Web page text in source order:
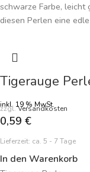
schwarze Farbe, leicht
diesen Perlen eine
Schmuckherstellung
individuelle
die Farbe der matten
Schmuckstück eine
schwarzen Lava
Schmuckgestaltung
Tigerauge
inkl. 19 % MwSt.
zzgl.Versandkosten
0,59 €
Lieferzeit: ca. 5 - 7 Tage
In den Warenkorb